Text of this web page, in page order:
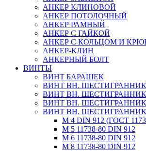
АНКЕР КЛИНОВОЙ
АНКЕР ПОТОЛОЧНЫЙ
АНКЕР РАМНЫЙ
АНКЕР С ГАЙКОЙ
АНКЕР С КОЛЬЦОМ И
АНКЕР-КЛИН
АНКЕРНЫЙ БОЛТ
ВИНТЫ
ВИНТ БАРАШЕК
ВИНТ ВН.
ВИНТ ВН. ШЕСТИГРАННИК
ВИНТ ВН.
ВИНТ ВН.
М 4 DIN 912 (ГОСТ
М 5 11738-80 DIN 912
М 6 11738-80 DIN 912
М 8 11738-80 DIN 912